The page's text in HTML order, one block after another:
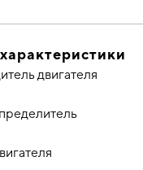
двигателя